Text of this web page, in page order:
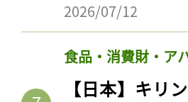
2026/07/12
食品・消費財・ア
【日本】キリ